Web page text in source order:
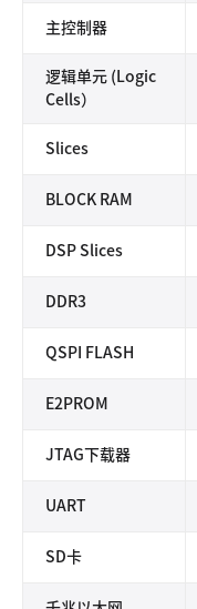
主控制器
逻辑单元 (Logic
Cells）
Slices
BLOCK RAM
DSP Slices
DDR3
QSPI FLASH
E2PROM
JTAG下载器
UART
SD卡